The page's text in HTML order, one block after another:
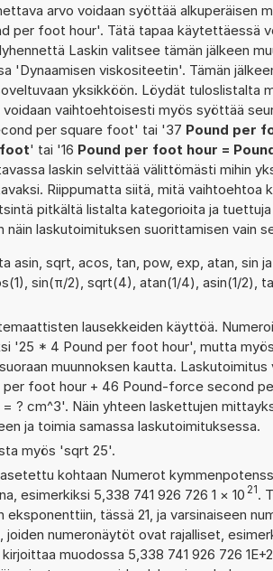
arvo voidaan syöttää alkuperäisen
per foot hour'. Tätä tapaa käytettäessä
Laskin valitsee tämän jälkeen
'Dynaamisen viskositeetin'. Tämän
yksikköön. Löydät tuloslistalta
voidaan vaihtoehtoisesti myös syöttää
per square foot' tai '37 Pound per
' tai '16 Pound per foot hour =
laskin selvittää välittömästi mihin
Riippumatta siitä, mitä vaihtoehtoa
pitkältä listalta kategorioita ja
näin laskutoimituksen suorittamisen vain
asin, sqrt, acos, tan, pow, exp, atan, sin
sin(π/2), sqrt(4), atan(1/4), asin(1/2),
lausekkeiden käyttöä.
'25 * 4 Pound per foot hour', mutta
muunnoksen kautta.
per foot hour + 46 Pound-force second
? cm^3'. Näin yhteen laskettujen
ja toimia samassa laskutoimituksessa.
myös 'sqrt 25'.
kohtaan Numerot
esimerkiksi 5,338 741 926 726 1 × 10 21.
eksponenttiin, tässä 21, ja varsinaiseen
joiden numeronäytöt ovat rajalliset,
muodossa 5,338 741 926 726